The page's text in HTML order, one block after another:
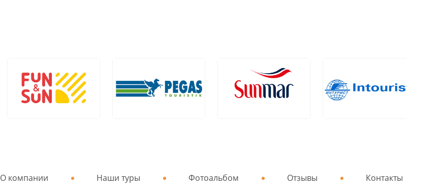
О компании Наши туры Фотоальбом Отзывы Контакты